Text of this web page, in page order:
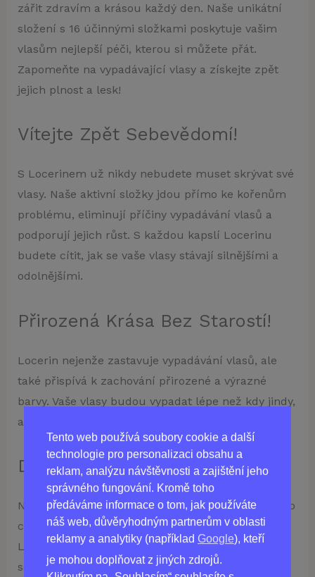
Tento web používá soubory cookie a další
technologie pro personalizaci obsahu a
reklam, analýzu návštěvnosti a zajištění jeho
správného fungování. Kromě toho
předáváme informace o tom, jak používáte
náš web, důvěryhodným partnerům v oblasti
reklamy a analytiky (například Google), kteří
je mohou doplňovat z jiných zdrojů.
zářit zdravím a krásou každý den. Naše unikátní
složení s 16 účinnými složkami poskytuje vašim
vlasům nejlepší péči, kterou si můžete přát.
Zapomeňte na vypadávající vlasy a získejte zpět
jejich plnost a lesk!
Vítejte Zpět Sebevědomí!
S Locerinem už nikdy nebudete muset skrývat své
vlasy. Naše aktivní složky jdou přímo ke kořenům
problému, eliminují příčiny vypadávání vlasů a
podporují jejich růst. S každou kapslí Locerinu
budete cítit, jak se vaše vlasy stávají silnějšími a
odolnějšími.
Přirozená Krása Bez Starostí!
Locerin nejenže zastavuje vypadávání vlasů, ale
také přispívá k zachování přirozené a výrazné
barvy. Vaše vlasy budou vypadat lépe než kdy jindy,
a to bez potřeby dalších doplňků.
Důvěřujte Výsledkům!
Nejsme sami, kteří věříme v sílu Locerinu. Ženy po
celém světě potvrzují, že od okamžiku, kdy začaly
Locerin užívat, jejich vlasy zažily zázrak. Přidejte
se k nim a užijte si krásné vlasy, které vám dodají